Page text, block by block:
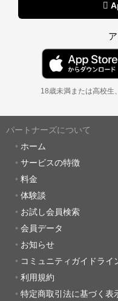

18歳未満または高校生
パートナーズについて
ホーム
サービスの特徴
料金
体験談
お試し会員検索
会員データ
お知らせ
コミュニティガイドライ
利用規約
特定商取引法に基づく表